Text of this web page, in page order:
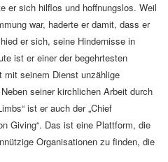
er sich hilflos und hoffnungslos. Weil
war, haderte er damit, dass er
er sich, seine Hindernisse in
ist er einer der begehrtesten
mit seinem Dienst unzählige
seiner kirchlichen Arbeit durch
ist er auch der „Chief
Giving“. Das ist eine Plattform, die
Organisationen zu finden, die